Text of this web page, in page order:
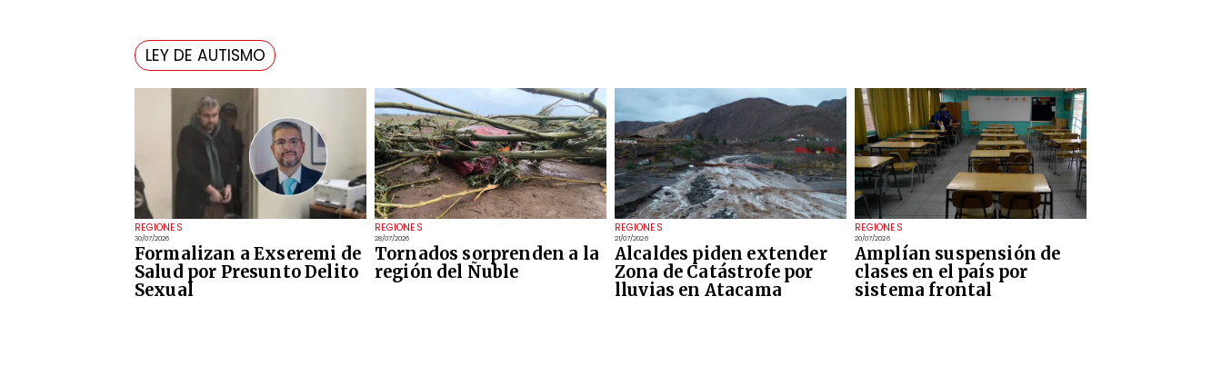
REGIONES
30/07/2026
Formalizan a Exseremi de
Salud por Presunto Delito
Sexual
REGIONES
28/07/2026
Tornados sorprenden a la
región del Ñuble
REGIONES
21/07/2026
Alcaldes piden extender
Zona de Catástrofe por
lluvias en Atacama
REGIONES
20/07/2026
Amplían suspensión de
clases en el país por
sistema frontal
LEY DE AUTISMO